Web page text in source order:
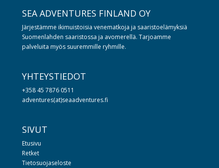
SEA ADVENTURES FINLAND OY
Järjestämme ikimuistoisia venematkoja ja saaristoelämyksiä
Suomenlahden saaristossa ja avomerellä. Tarjoamme
palveluita myös suuremmille ryhmille.
YHTEYSTIEDOT
+358 45 7876 0511
adventures(at)seaadventures.fi
SIVUT
Etusivu
Retket
Tietosuojaseloste